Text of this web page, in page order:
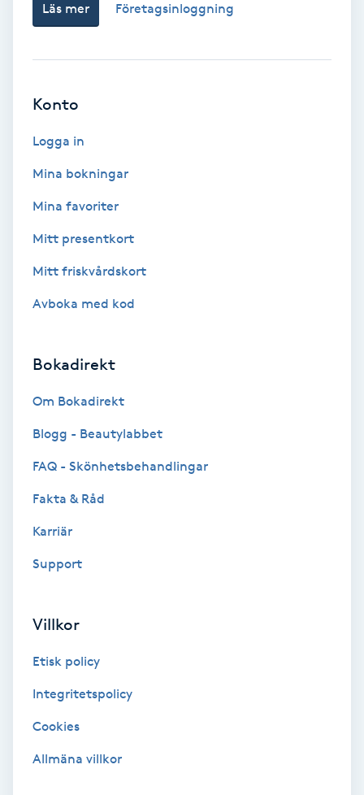
Color correction
Damklippning
Dermapen
Eyeliner-tatuering
Face framing
Faceliftmassage
Fettreducering
Fibromassage
Fillers
Fotmassage
Läs mer Företagsinloggning
Konto
Logga in
Mina bokningar
Mina favoriter
Mitt presentkort
Mitt friskvårdskort
Avboka med kod
Bokadirekt
Om Bokadirekt
Blogg - Beautylabbet
FAQ - Skönhetsbehandlingar
Fakta & Råd
Karriär
Support
Villkor
Etisk policy
Integritetspolicy
Cookies
Allmäna villkor